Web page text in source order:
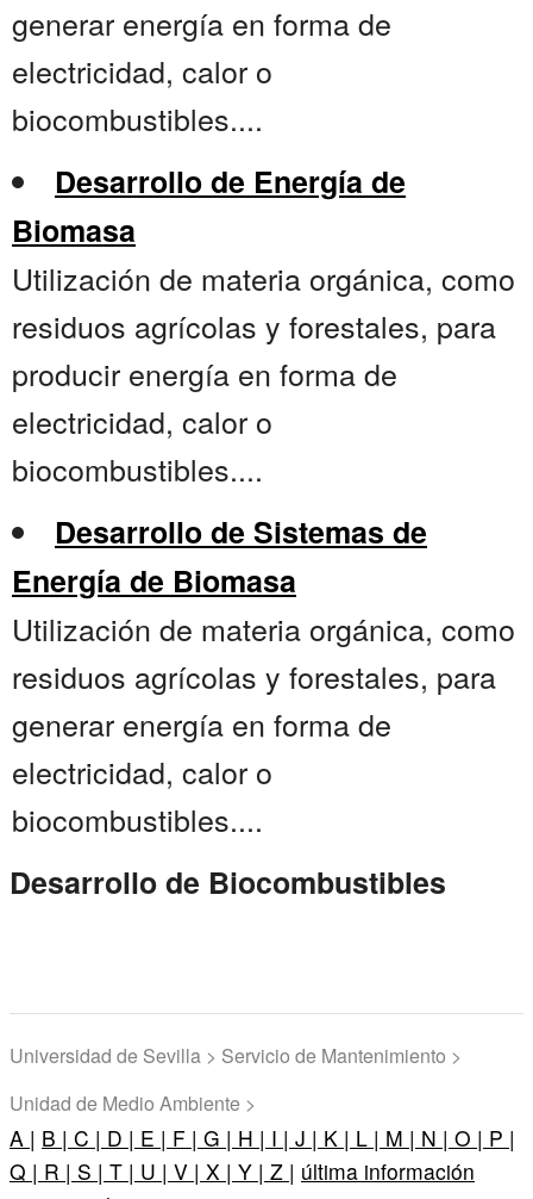
generar energía en forma de
electricidad, calor o
biocombustibles....
Desarrollo de Energía de
Biomasa
Utilización de materia orgánica, como
residuos agrícolas y forestales, para
producir energía en forma de
electricidad, calor o
biocombustibles....
Desarrollo de Sistemas de
Energía de Biomasa
Utilización de materia orgánica, como
residuos agrícolas y forestales, para
generar energía en forma de
electricidad, calor o
biocombustibles....
Desarrollo de Biocombustibles
Universidad de Sevilla > Servicio de Mantenimiento >
Unidad de Medio Ambiente >
A | B | C | D | E | F | G | H | I | J | K | L | M | N | O | P |
Q | R | S | T | U | V | X | Y | Z | última información